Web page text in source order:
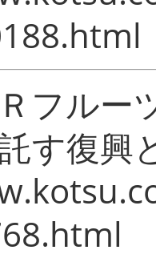
フルー
す復興